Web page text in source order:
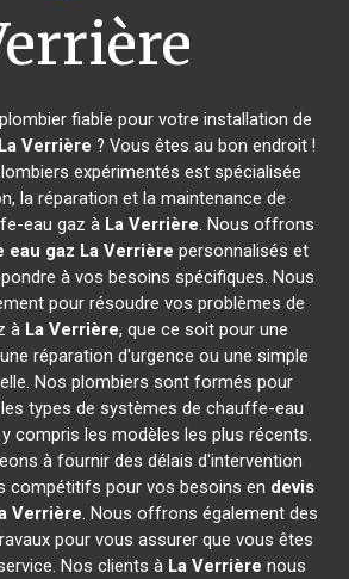
fiable pour votre installation de
La Verrière ? Vous êtes au bon endroit !
expérimentés est spécialisée
la réparation et la maintenance de
eau gaz à La Verrière. Nous offrons
eau gaz La Verrière personnalisés et
à vos besoins spécifiques. Nous
pour résoudre vos problèmes de
à La Verrière, que ce soit pour une
réparation d'urgence ou une simple
Nos plombiers sont formés pour
types de systèmes de chauffe-eau
y compris les modèles les plus récents.
à fournir des délais d'intervention
compétitifs pour vos besoins en devis
Verrière. Nous offrons également des
pour vous assurer que vous êtes
Nos clients à La Verrière nous